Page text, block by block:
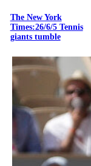
The New York
Times:26/6/5 Tennis
giants tumble